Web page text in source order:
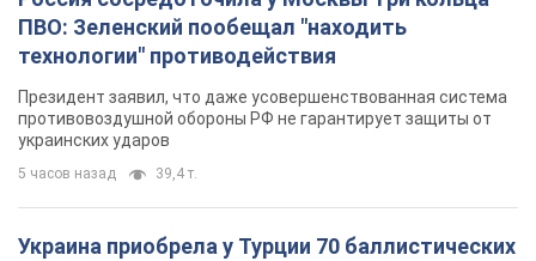
ПВО: Зеленский пообещал "находить
технологии" противодействия
Президент заявил, что даже усовершенствованная система
противовоздушной обороны РФ не гарантирует защиты от
украинских ударов
5 часов назад 39,4 т.
Украина приобрела у Турции 70 баллистических